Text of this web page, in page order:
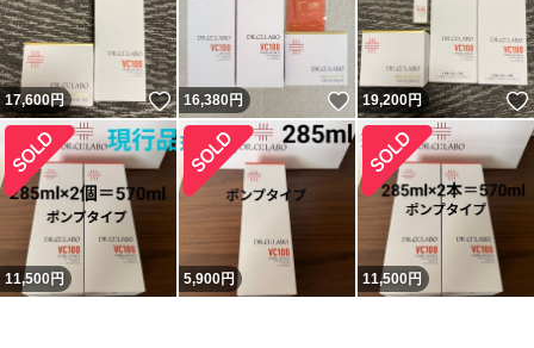
17,600円 いいね！
16,380円 いいね！
19,200円
11,500円 5,900円 11,500円